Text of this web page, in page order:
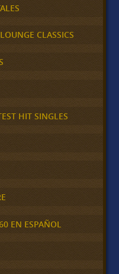
CLASSICS
HIT SINGLES
EN ESPAÑOL